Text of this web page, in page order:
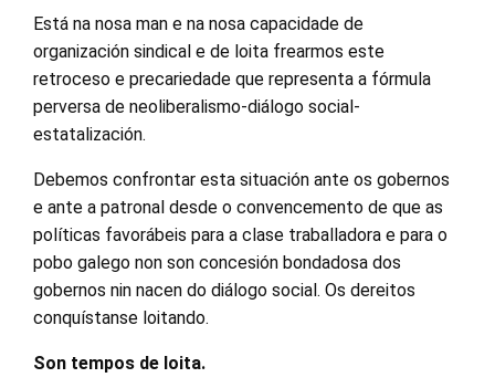
Está na nosa man e na nosa capacidade de
organización sindical e de loita frearmos este
retroceso e precariedade que representa a fórmula
perversa de neoliberalismo-diálogo social-
estatalización.
Debemos confrontar esta situación ante os gobernos
e ante a patronal desde o convencemento de que as
políticas favorábeis para a clase traballadora e para o
pobo galego non son concesión bondadosa dos
gobernos nin nacen do diálogo social. Os dereitos
conquístanse loitando.
Son tempos de loita.